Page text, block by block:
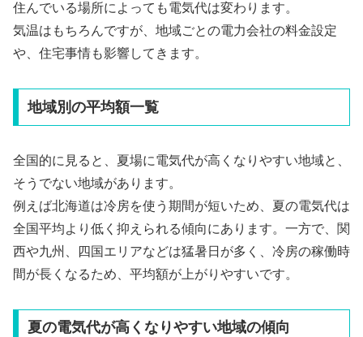
住んでいる場所によっても電気代は変わります。
気温はもちろんですが、地域ごとの電力会社の料金設定
や、住宅事情も影響してきます。
地域別の平均額一覧
全国的に見ると、夏場に電気代が高くなりやすい地域と、
そうでない地域があります。
例えば北海道は冷房を使う期間が短いため、夏の電気代は
全国平均より低く抑えられる傾向にあります。一方で、関
西や九州、四国エリアなどは猛暑日が多く、冷房の稼働時
間が長くなるため、平均額が上がりやすいです。
夏の電気代が高くなりやすい地域の傾向